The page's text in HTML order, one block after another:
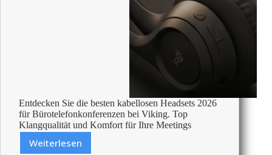
Entdecken Sie die besten kabellosen Headsets 2026
für Bürotelefonkonferenzen bei Viking. Top
Klangqualität und Komfort für Ihre Meetings
Weiterlesen
Die